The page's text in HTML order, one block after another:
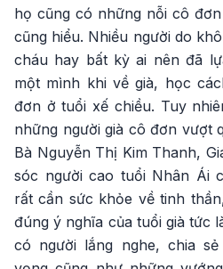
họ cũng có những nỗi cô
cũng hiểu. Nhiều người do
cháu hay bất kỳ ai nên đã
một mình khi về già, học
đơn ở tuổi xế chiều. Tuy
những người già cô đơn vượt
Bà Nguyễn Thị Kim Thanh,
sóc người cao tuổi Nhân Ái
rất cần sức khỏe về tinh
đúng ý nghĩa của tuổi già tức
có người lắng nghe, chia